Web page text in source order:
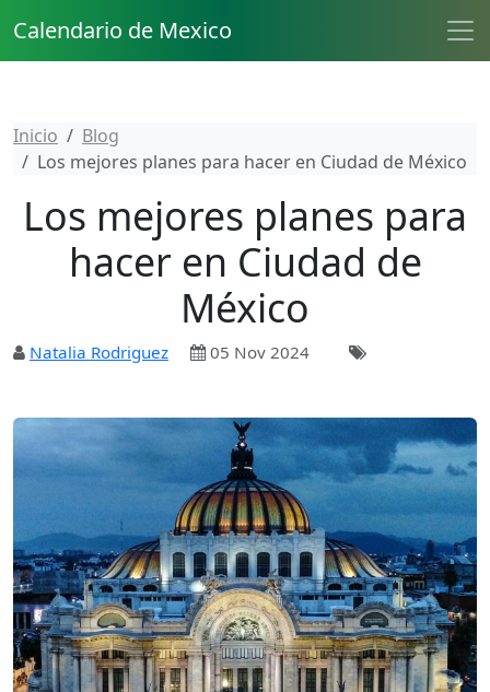
Calendario de Mexico
Inicio
Blog
Los mejores planes para hacer en Ciudad de México
Los mejores planes para
hacer en Ciudad de
México
Natalia Rodriguez 05 Nov 2024